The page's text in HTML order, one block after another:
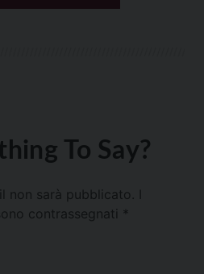
To Say?
non sarà pubblicato.
contrassegnati *